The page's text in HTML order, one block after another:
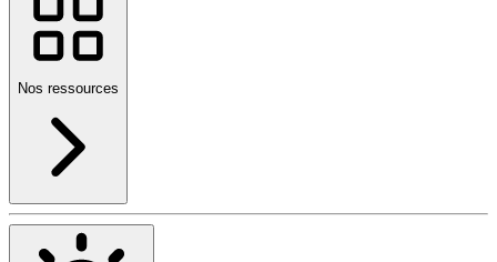
Nos ressources